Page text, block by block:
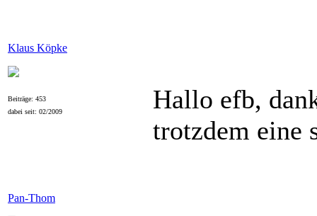
Klaus Köpke
Beiträge: 453
dabei seit: 02/2009
Hallo efb,
trotzdem eine
Pan-Thom